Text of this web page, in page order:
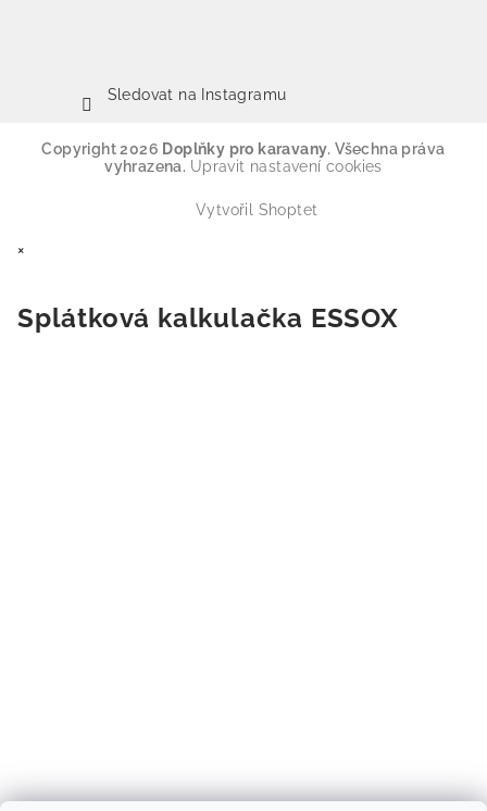
Sledovat na Instagramu
Copyright 2026 Doplňky pro karavany. Všechna práva
vyhrazena. Upravit nastavení cookies
Vytvořil Shoptet
×
Splátková kalkulačka ESSOX